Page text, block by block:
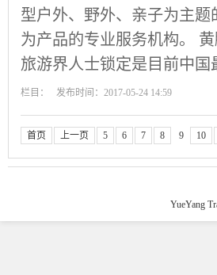
型户外、野外、亲子为主
为产品的专业服务机构。
旅游界人士锁定是目前中
栏目： 发布时间：2017-05-24 14:59
首页 上一页 5 6 7 8 9 10
YueYang